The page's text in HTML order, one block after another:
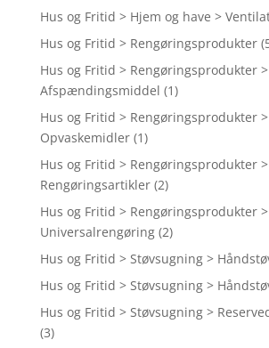
Hus og Fritid > Hjem og have >
Hus og Fritid > Rengøringsprodukter
Hus og Fritid > Rengøringsprodukter >
Afspændingsmiddel (1)
Hus og Fritid > Rengøringsprodukter >
Opvaskemidler (1)
Hus og Fritid > Rengøringsprodukter >
Rengøringsartikler (2)
Hus og Fritid > Rengøringsprodukter >
Universalrengøring (2)
Hus og Fritid > Støvsugning >
Hus og Fritid > Støvsugning >
Hus og Fritid > Støvsugning >
(3)